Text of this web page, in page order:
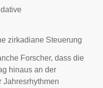
zirkadiane Steuerung
Forscher, dass die
hinaus an der
Jahresrhythmen